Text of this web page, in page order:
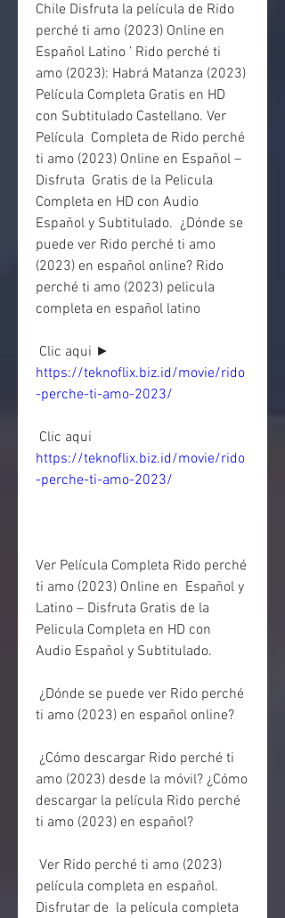
Chile Disfruta la película de Rido
perché ti amo (2023) Online en
Español Latino ’ Rido perché ti
amo (2023): Habrá Matanza (2023)
Película Completa Gratis en HD
con Subtitulado Castellano. Ver
Película  Completa de Rido perché
ti amo (2023) Online en Español –
Disfruta  Gratis de la Pelicula
Completa en HD con Audio
Español y Subtitulado.  ¿Dónde se
puede ver Rido perché ti amo
(2023) en español online? Rido
perché ti amo (2023) pelicula
completa en español latino
https://teknoflix.biz.id/movie/rido
-perche-ti-amo-2023/
https://teknoflix.biz.id/movie/rido
-perche-ti-amo-2023/
Ver Película Completa Rido perché
ti amo (2023) Online en  Español y
Latino – Disfruta Gratis de la
Pelicula Completa en HD con
Audio Español y Subtitulado.
ti amo (2023) en español online?
amo (2023) desde la móvil? ¿Cómo
descargar la película Rido perché
ti amo (2023) en español?
película completa en español.
Disfrutar de  la película completa